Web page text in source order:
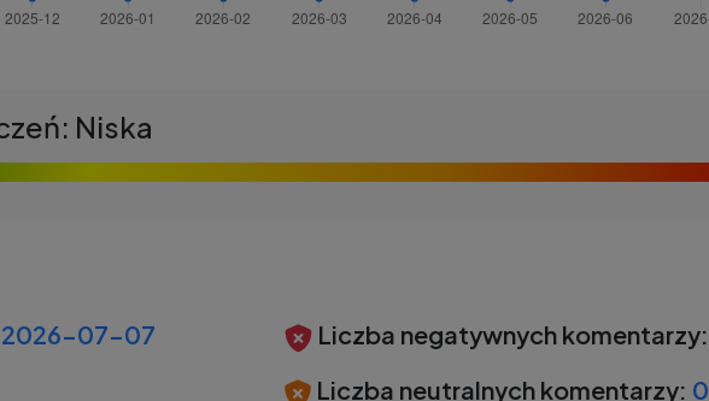
Niska
2026-07-07 Liczba negatywnych komentarzy:
Liczba neutralnych komentarzy: 0